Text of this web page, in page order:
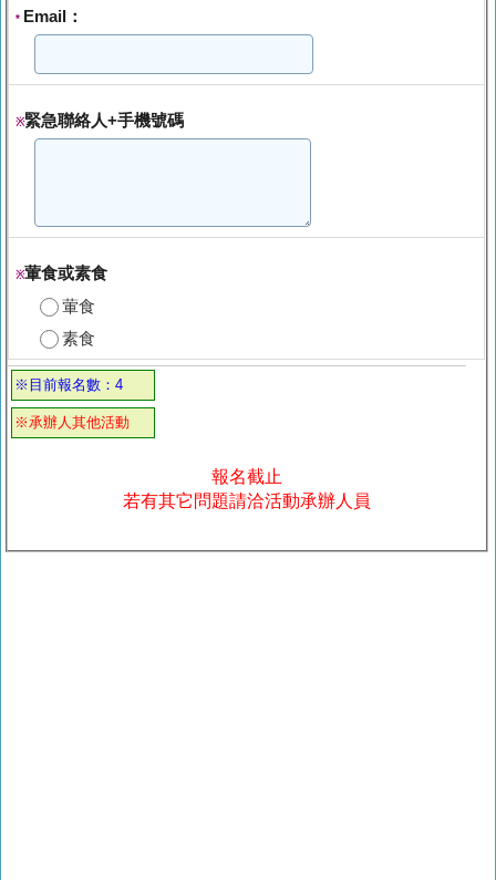
* Email：
※緊急聯絡人+手機號碼
※葷食或素食
葷食
素食
※目前報名數：4
※承辦人其他活動
報名截止
若有其它問題請洽活動承辦人員